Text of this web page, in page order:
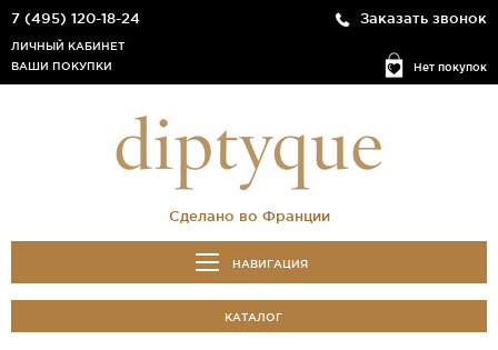
7 (495) 120-18-24 Заказать звонок
Нет покупок
ЛИЧНЫЙ КАБИНЕТ
ВАШИ ПОКУПКИ
Сделано во Франции
НАВИГАЦИЯ
КАТАЛОГ